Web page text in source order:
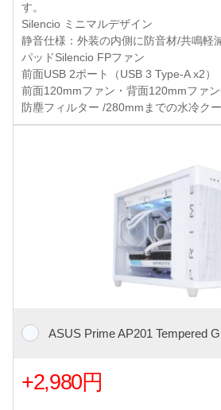
す。
Silencio ミニマルデザイン
静音仕様：外装の内側に防音材/共鳴軽
パッドSilencio FPファン
前面USB 2ポート（USB 3 Type-A x2）
前面120mmファン・背面120mmファ
防塵フィルター /280mmまでの水冷ク
ASUS Prime AP201 Tempered
+2,980円